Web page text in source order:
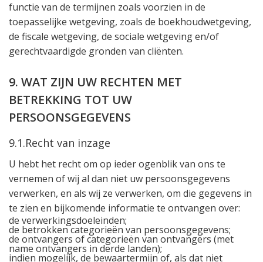
functie van de termijnen zoals voorzien in de
toepasselijke wetgeving, zoals de boekhoudwetgeving,
de fiscale wetgeving, de sociale wetgeving en/of
gerechtvaardigde gronden van cliënten.
9. WAT ZIJN UW RECHTEN MET
BETREKKING TOT UW
PERSOONSGEGEVENS
9.1.Recht van inzage
U hebt het recht om op ieder ogenblik van ons te
vernemen of wij al dan niet uw persoonsgegevens
verwerken, en als wij ze verwerken, om die gegevens in
te zien en bijkomende informatie te ontvangen over:
de verwerkingsdoeleinden;
de betrokken categorieën van persoonsgegevens;
de ontvangers of categorieën van ontvangers (met
name ontvangers in derde landen);
indien mogelijk, de bewaartermijn of, als dat niet